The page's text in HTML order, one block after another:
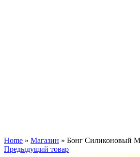
Home » Магазин » Бонг Силиконовый
Предыдущий товар